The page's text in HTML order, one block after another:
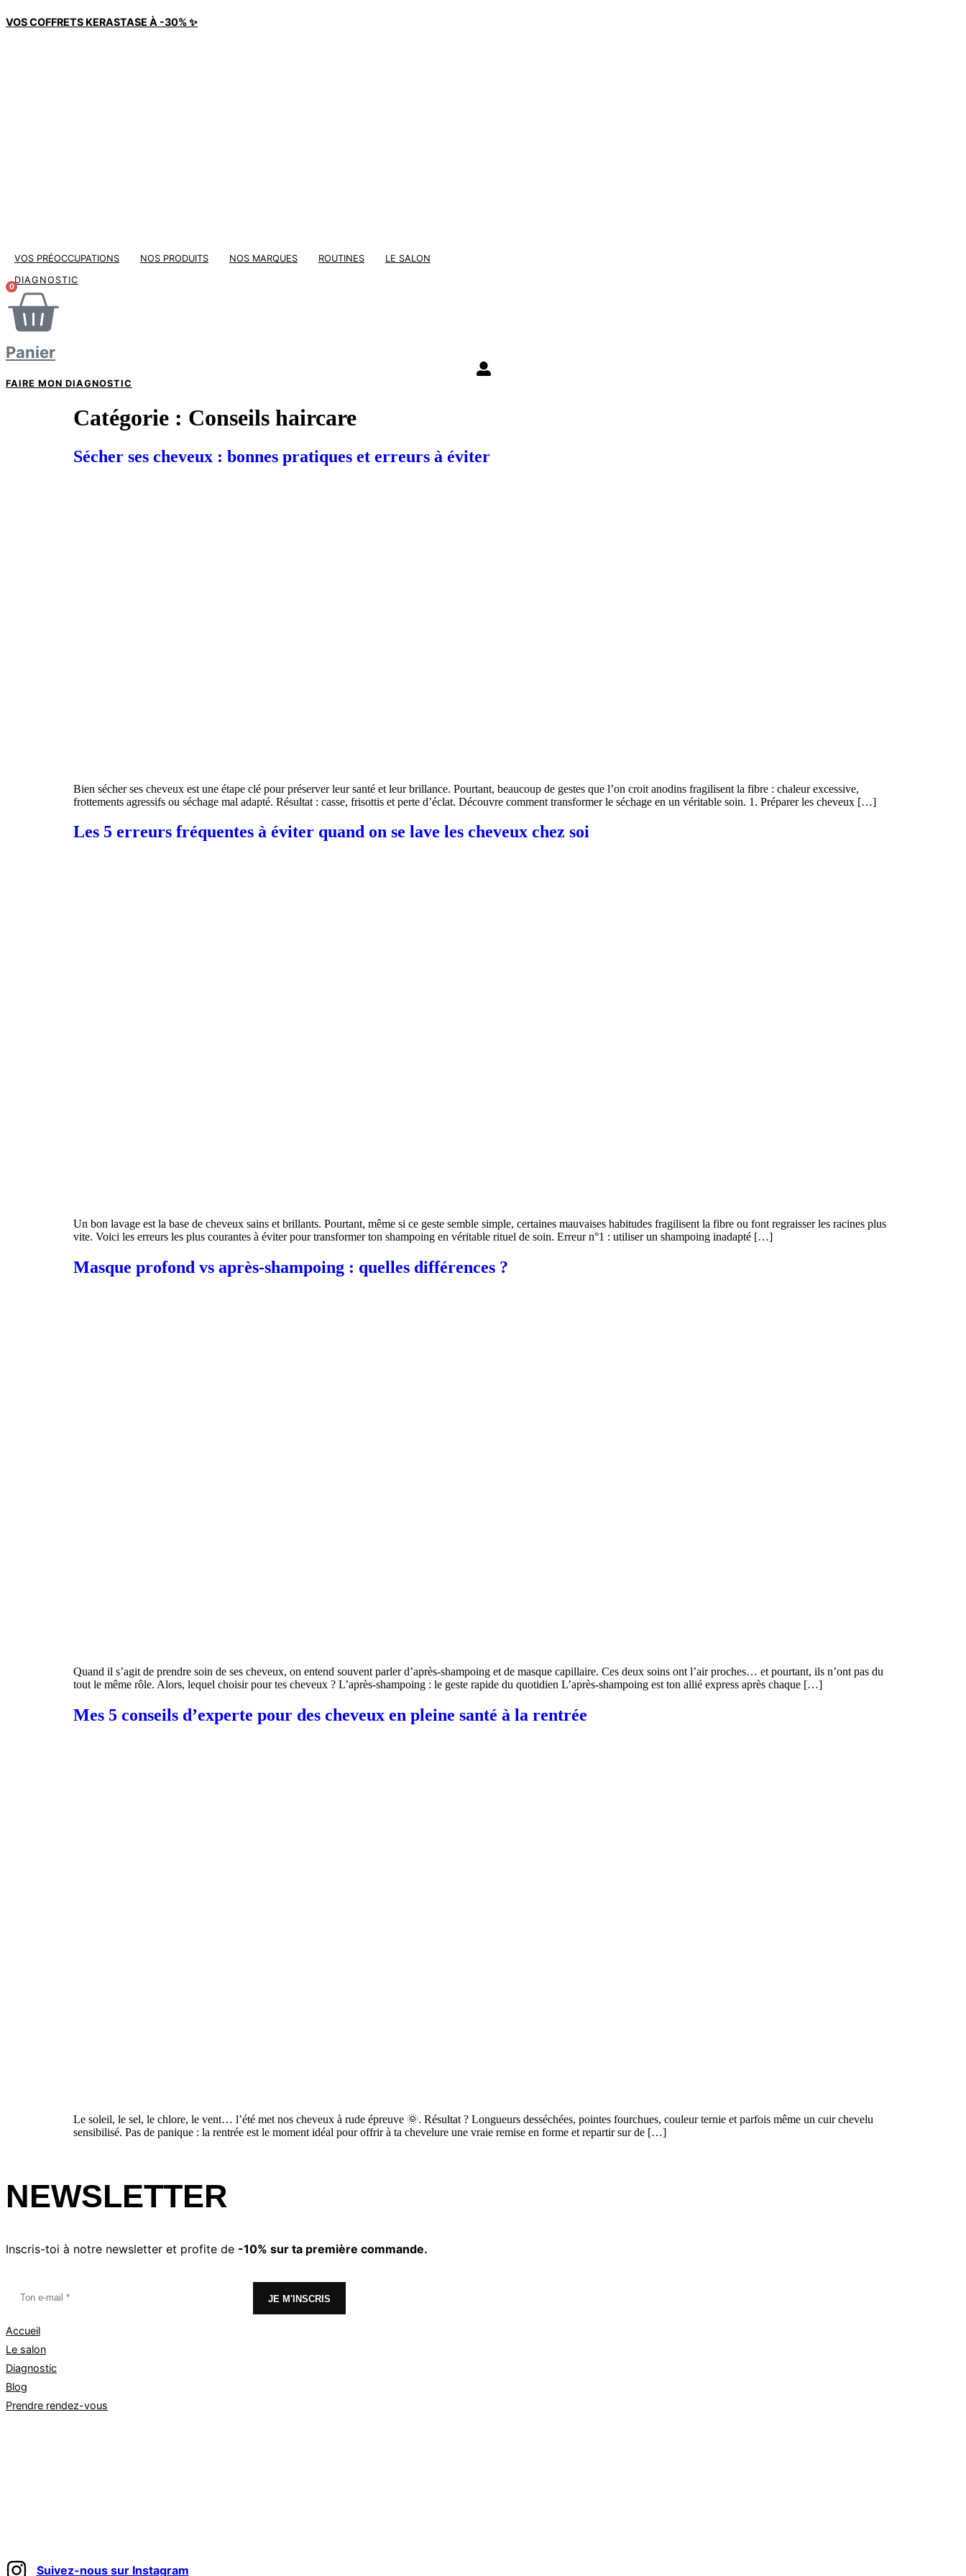
au
VOS COFFRETS KERASTASE À -30% ✨
VOS PRÉOCCUPATIONS NOS PRODUITS NOS MARQUES ROUTINES
LE SALON
DIAGNOSTIC
0
Panier
FAIRE MON DIAGNOSTIC
Catégorie : Conseils haircare
Sécher ses cheveux : bonnes pratiques et erreurs à éviter
Bien sécher ses cheveux est une étape clé pour préserver leur santé et leur brillance. Pourtant, beaucoup de gestes que l’on croit anodins fragilisent la fibre : chaleur excessive,
frottements agressifs ou séchage mal adapté. Résultat : casse, frisottis et perte d’éclat. Découvre comment transformer le séchage en un véritable soin. 1. Préparer les cheveux […]
Les 5 erreurs fréquentes à éviter quand on se lave les cheveux chez soi
Un bon lavage est la base de cheveux sains et brillants. Pourtant, même si ce geste semble simple, certaines mauvaises habitudes fragilisent la fibre ou font regraisser les racines plus
vite. Voici les erreurs les plus courantes à éviter pour transformer ton shampoing en véritable rituel de soin. Erreur n°1 : utiliser un shampoing inadapté […]
Masque profond vs après-shampoing : quelles différences ?
Quand il s’agit de prendre soin de ses cheveux, on entend souvent parler d’après-shampoing et de masque capillaire. Ces deux soins ont l’air proches… et pourtant, ils n’ont pas du
tout le même rôle. Alors, lequel choisir pour tes cheveux ? L’après-shampoing : le geste rapide du quotidien L’après-shampoing est ton allié express après chaque […]
Mes 5 conseils d’experte pour des cheveux en pleine santé à la rentrée
Le soleil, le sel, le chlore, le vent… l’été met nos cheveux à rude épreuve 🌞. Résultat ? Longueurs desséchées, pointes fourchues, couleur ternie et parfois même un cuir chevelu
sensibilisé. Pas de panique : la rentrée est le moment idéal pour offrir à ta chevelure une vraie remise en forme et repartir sur de […]
NEWSLETTER
Inscris-toi à notre newsletter et profite de -10% sur ta première commande.
Accueil
Le salon
Diagnostic
Blog
Prendre rendez-vous
Suivez-nous sur Instagram